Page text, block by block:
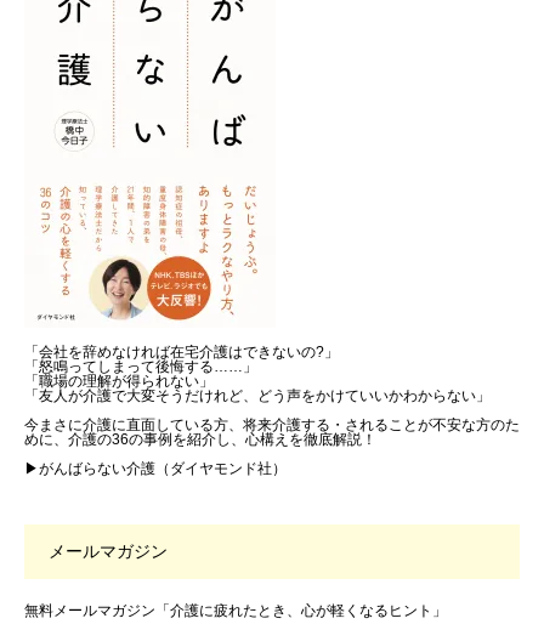
「会社を辞めなければ在宅介護はできないの?」
「怒鳴ってしまって後悔する……」
「職場の理解が得られない」
「友人が介護で大変そうだけれど、どう声をかけていいかわからない」
今まさに介護に直面している方、将来介護する・されることが不安な方のた
めに、介護の36の事例を紹介し、心構えを徹底解説！
▶がんばらない介護（ダイヤモンド社）
メールマガジン
無料メールマガジン「介護に疲れたとき、心が軽くなるヒント」